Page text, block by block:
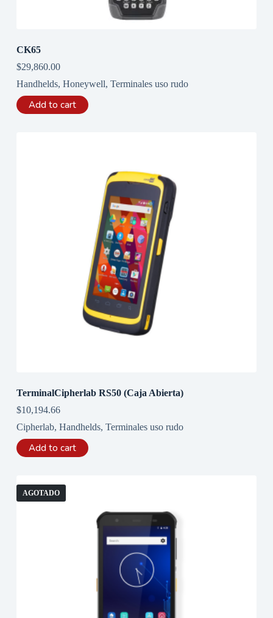
CK65
$29,860.00
Handhelds, Honeywell, Terminales uso rudo
Add to cart
TerminalCipherlab RS50 (Caja Abierta)
$10,194.66
Cipherlab, Handhelds, Terminales uso rudo
Add to cart
AGOTADO